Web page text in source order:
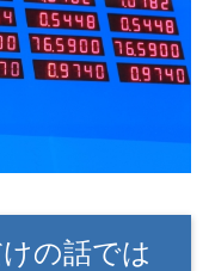
の話では